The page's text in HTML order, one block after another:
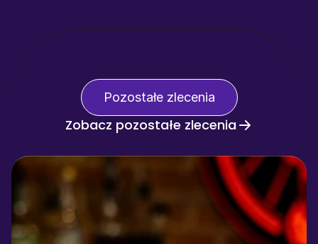
Pozostałe zlecenia
Zobacz pozostałe zlecenia